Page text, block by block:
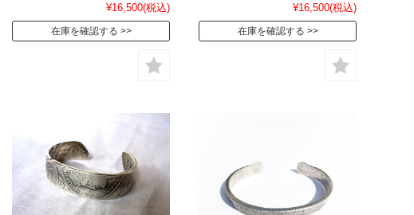
¥16,500(税込)
在庫を確認する
¥16,500(税込)
在庫を確認する